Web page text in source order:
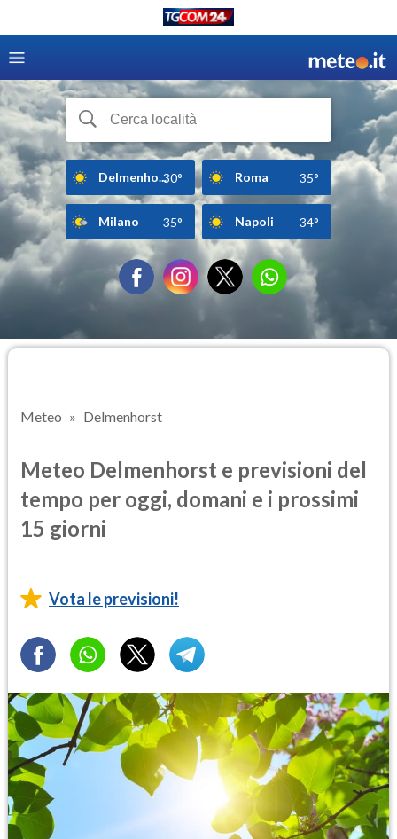
Delmenho...30° Roma 35°
Milano 35° Napoli 34°
Meteo Delmenhorst
Meteo Delmenhorst e previsioni del
tempo per oggi, domani e i prossimi
15 giorni
Vota le previsioni!